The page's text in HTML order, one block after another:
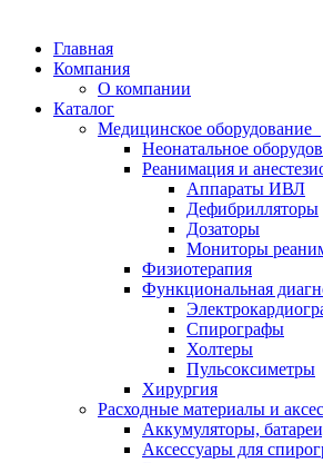
Главная
Компания
О компании
Каталог
Медицинское оборудование
Неонатальное
Реанимация и
Аппараты ИВЛ
Дефибрилляторы
Дозаторы
Мониторы
Физиотерапия
Функциональная
Спирографы
Холтеры
Пульсоксиметры
Хирургия
Расходные материалы и
Аккумуляторы,
Аксессуары для